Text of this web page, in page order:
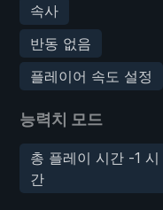
속사
반동 없음
플레이어 속도 설정
능력치 모드
총 플레이 시간 -1 시
간